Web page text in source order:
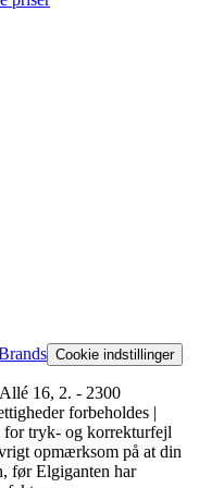
Cookie indstillinger
16, 2. - 2300
forbeholdes |
for tryk- og korrekturfejl
opmærksom på at din
før Elgiganten har